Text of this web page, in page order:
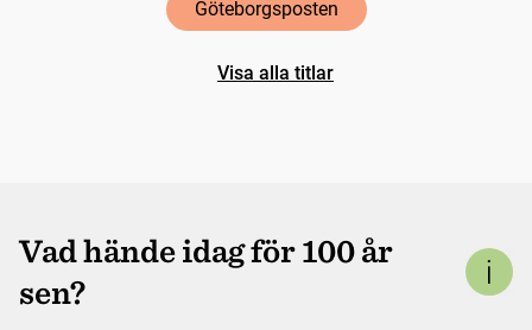
Göteborgsposten
Visa alla titlar
Vad hände idag för 100 år
sen?